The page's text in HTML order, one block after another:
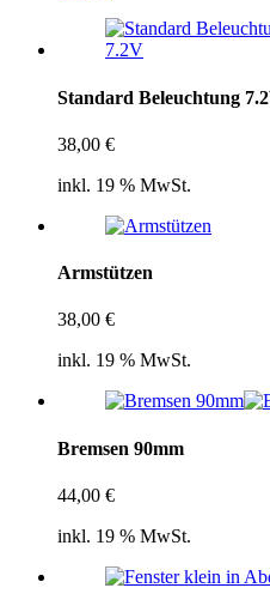
Standard Beleuchtung
38,00 €
inkl. 19 % MwSt.
Armstützen
38,00 €
inkl. 19 % MwSt.
Bremsen 90mm
44,00 €
inkl. 19 % MwSt.